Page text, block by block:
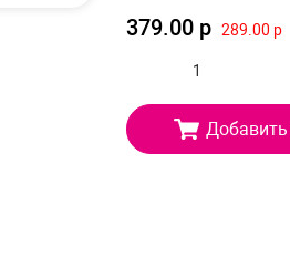
379.00 р 289.00 р